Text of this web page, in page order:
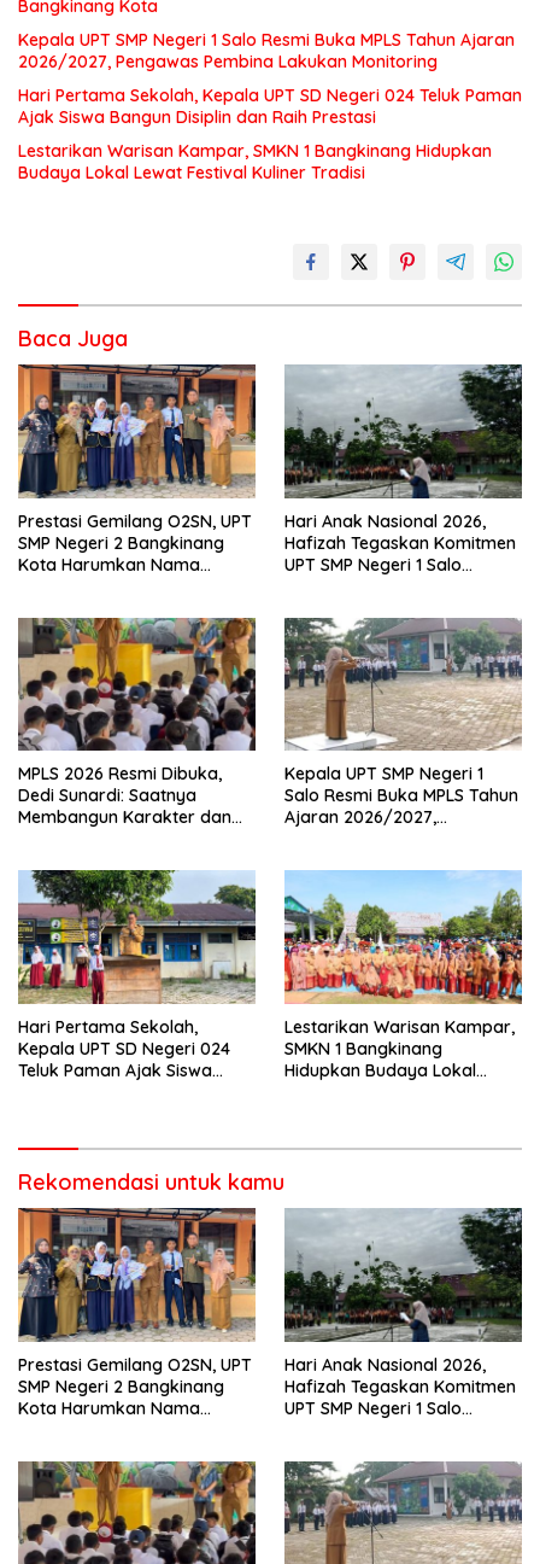
Bangkinang Kota
Kepala UPT SMP Negeri 1 Salo Resmi Buka MPLS Tahun Ajaran
2026/2027, Pengawas Pembina Lakukan Monitoring
Hari Pertama Sekolah, Kepala UPT SD Negeri 024 Teluk Paman
Ajak Siswa Bangun Disiplin dan Raih Prestasi
Lestarikan Warisan Kampar, SMKN 1 Bangkinang Hidupkan
Budaya Lokal Lewat Festival Kuliner Tradisi
Baca Juga
Prestasi Gemilang O2SN, UPT
SMP Negeri 2 Bangkinang
Kota Harumkan Nama
Hari Anak Nasional 2026,
Hafizah Tegaskan Komitmen
UPT SMP Negeri 1 Salo
MPLS 2026 Resmi Dibuka,
Dedi Sunardi: Saatnya
Membangun Karakter dan
Kepala UPT SMP Negeri 1
Salo Resmi Buka MPLS Tahun
Ajaran 2026/2027,
Hari Pertama Sekolah,
Kepala UPT SD Negeri 024
Teluk Paman Ajak Siswa
Lestarikan Warisan Kampar,
SMKN 1 Bangkinang
Hidupkan Budaya Lokal
Rekomendasi untuk kamu
Prestasi Gemilang O2SN, UPT
SMP Negeri 2 Bangkinang
Kota Harumkan Nama
Hari Anak Nasional 2026,
Hafizah Tegaskan Komitmen
UPT SMP Negeri 1 Salo